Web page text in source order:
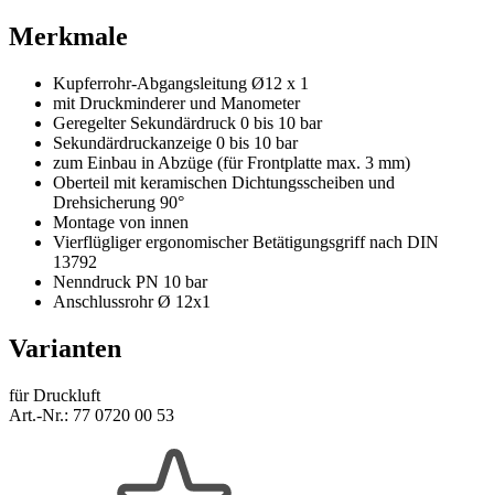
Merkmale
Kupferrohr-Abgangsleitung Ø12 x 1
mit Druckminderer und Manometer
Geregelter Sekundärdruck 0 bis 10 bar
Sekundärdruckanzeige 0 bis 10 bar
zum Einbau in Abzüge (für Frontplatte max. 3 mm)
Oberteil mit keramischen Dichtungsscheiben und
Drehsicherung 90°
Montage von innen
Vierflügliger ergonomischer Betätigungsgriff nach DIN
13792
Nenndruck PN 10 bar
Anschlussrohr Ø 12x1
Varianten
für Druckluft
Art.-Nr.: 77 0720 00 53